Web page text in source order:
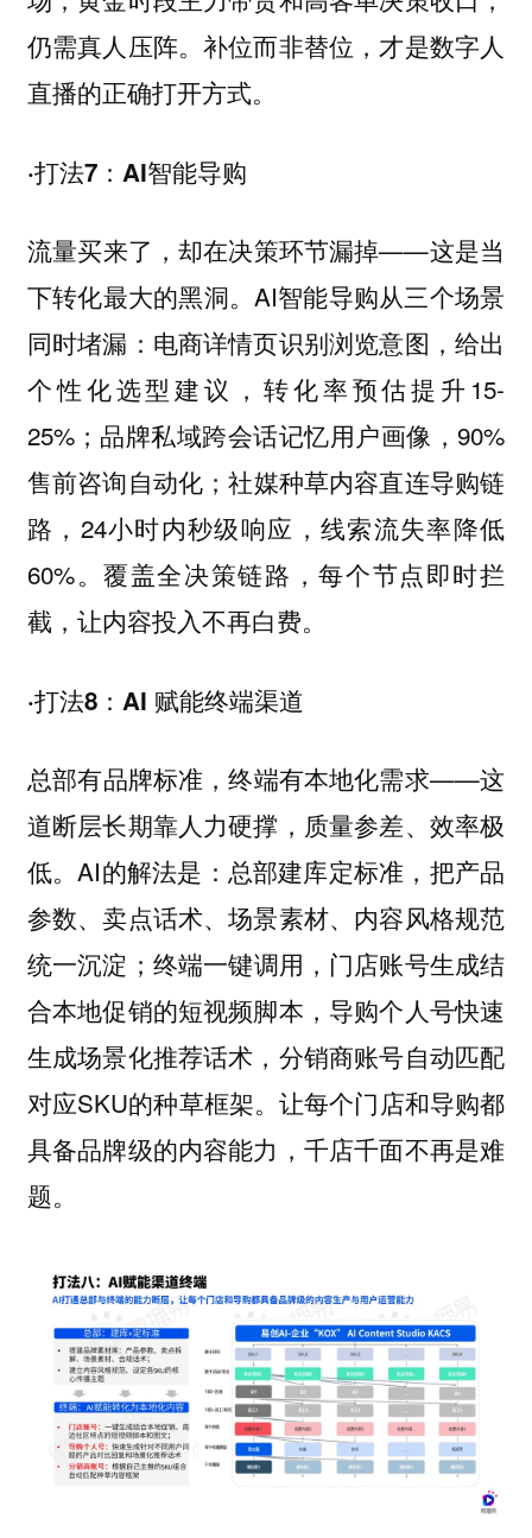
仍需真人压阵。补位而非替位，才是数字人
直播的正确打开方式。
·打法7：AI智能导购
流量买来了，却在决策环节漏掉——这是当
下转化最大的黑洞。AI智能导购从三个场景
同时堵漏：电商详情页识别浏览意图，给出
个性化选型建议，转化率预估提升15-
25%；品牌私域跨会话记忆用户画像，90%
售前咨询自动化；社媒种草内容直连导购链
路，24小时内秒级响应，线索流失率降低
60%。覆盖全决策链路，每个节点即时拦
截，让内容投入不再白费。
·打法8：AI 赋能终端渠道
总部有品牌标准，终端有本地化需求——这
道断层长期靠人力硬撑，质量参差、效率极
低。AI的解法是：总部建库定标准，把产品
参数、卖点话术、场景素材、内容风格规范
统一沉淀；终端一键调用，门店账号生成结
合本地促销的短视频脚本，导购个人号快速
生成场景化推荐话术，分销商账号自动匹配
对应SKU的种草框架。让每个门店和导购都
具备品牌级的内容能力，千店千面不再是难
题。